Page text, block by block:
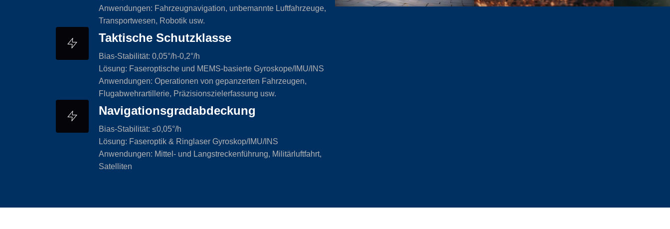
Anwendungen: Fahrzeugnavigation, unbemannte Luftfahrzeuge,
Transportwesen, Robotik usw.
Taktische Schutzklasse
Bias-Stabilität: 0,05°/h-0,2°/h
Lösung: Faseroptische und MEMS-basierte Gyroskope/IMU/INS
Anwendungen: Operationen von gepanzerten Fahrzeugen,
Flugabwehrartillerie, Präzisionszielerfassung usw.
Navigationsgradabdeckung
Bias-Stabilität: ≤0,05°/h
Lösung: Faseroptik & Ringlaser Gyroskop/IMU/INS
Anwendungen: Mittel- und Langstreckenführung, Militärluftfahrt,
Satelliten